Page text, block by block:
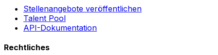
Stellenangebote veröffentlichen
Talent Pool
API-Dokumentation
Rechtliches